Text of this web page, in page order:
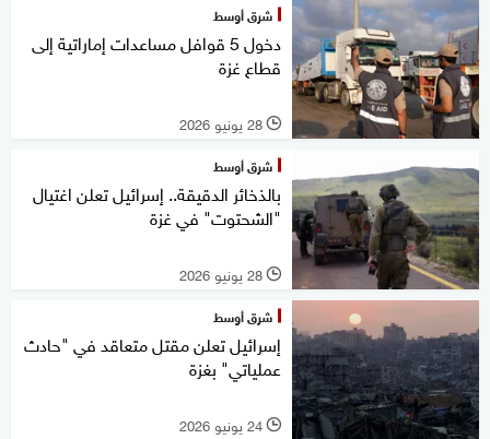
شرق أوسط
دخول 5 قوافل مساعدات إماراتية إلى
قطاع غزة
l 28 يونيو 2026
شرق أوسط
بالذخائر الدقيقة.. إسرائيل تعلن اغتيال
"الشحتوت" في غزة
l 28 يونيو 2026
شرق أوسط
إسرائيل تعلن مقتل متعاقد في "حادث
عملياتي" بغزة
l 24 يونيو 2026